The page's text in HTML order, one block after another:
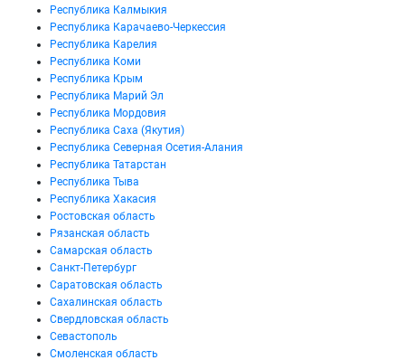
Республика Калмыкия
Республика Карачаево-Черкессия
Республика Карелия
Республика Коми
Республика Крым
Республика Марий Эл
Республика Мордовия
Республика Саха (Якутия)
Республика Северная Осетия-Алания
Республика Татарстан
Республика Тыва
Республика Хакасия
Ростовская область
Рязанская область
Самарская область
Санкт-Петербург
Саратовская область
Сахалинская область
Свердловская область
Севастополь
Смоленская область